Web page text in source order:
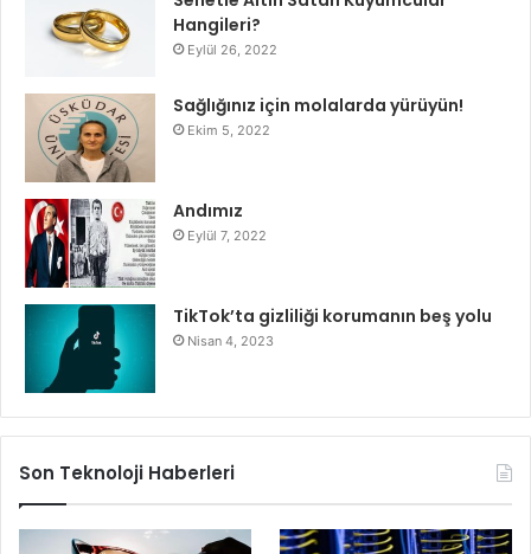
Hangileri?
Eylül 26, 2022
Sağlığınız için molalarda yürüyün!
Ekim 5, 2022
Andımız
Eylül 7, 2022
TikTok’ta gizliliği korumanın beş yolu
Nisan 4, 2023
Son Teknoloji Haberleri